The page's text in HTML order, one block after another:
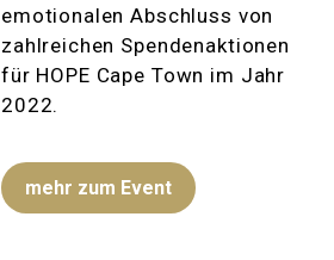
emotionalen Abschluss von
zahlreichen Spendenaktionen
für HOPE Cape Town im Jahr
2022.
mehr zum Event